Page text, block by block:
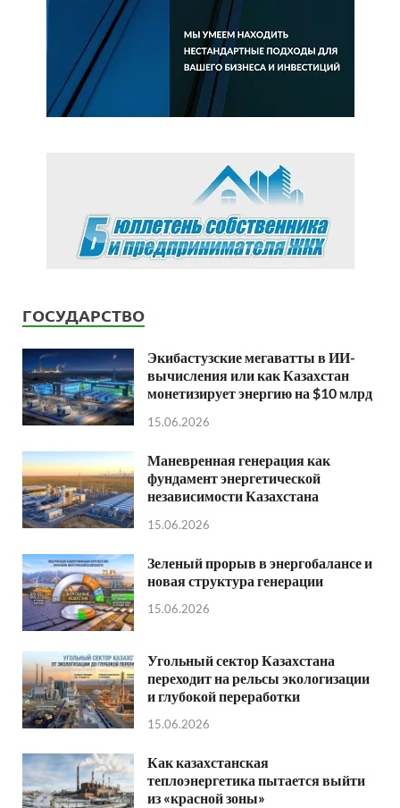
ГОСУДАРСТВО
Экибастузские мегаватты в ИИ-
вычисления или как Казахстан
монетизирует энергию на $10 млрд
15.06.2026
Маневренная генерация как
фундамент энергетической
независимости Казахстана
15.06.2026
Зеленый прорыв в энергобалансе и
новая структура генерации
15.06.2026
Угольный сектор Казахстана
переходит на рельсы экологизации
и глубокой переработки
15.06.2026
Как казахстанская
теплоэнергетика пытается выйти
из «красной зоны»